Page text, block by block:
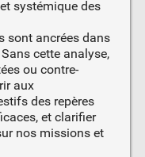
systémique des
sont ancrées dans
cette analyse,
ou contre-
aux
des repères
et clarifier
nos missions et